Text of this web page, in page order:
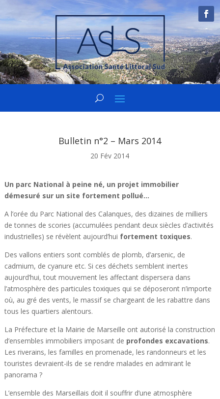
Bulletin n°2 – Mars 2014
20 Fév 2014
Un parc National à peine né, un projet immobilier
démesuré sur un site fortement pollué…
A l’orée du Parc National des Calanques, des dizaines de milliers
de tonnes de scories (accumulées pendant deux siècles d’activités
industrielles) se révèlent aujourd’hui fortement toxiques.
Des vallons entiers sont comblés de plomb, d’arsenic, de
cadmium, de cyanure etc. Si ces déchets semblent inertes
aujourd’hui, tout mouvement les affectant dispersera dans
l’atmosphère des particules toxiques qui se déposeront n’importe
où, au gré des vents, le massif se chargeant de les rabattre dans
tous les quartiers alentours.
La Préfecture et la Mairie de Marseille ont autorisé la construction
d’ensembles immobiliers imposant de profondes excavations.
Les riverains, les familles en promenade, les randonneurs et les
touristes devraient-ils de se rendre malades en admirant le
panorama ?
L’ensemble des Marseillais doit il souffrir d’une atmosphère